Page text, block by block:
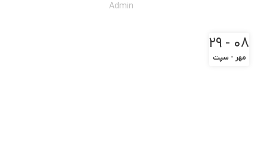
Admin
۰۸ - ۲۹
مهر - سپت